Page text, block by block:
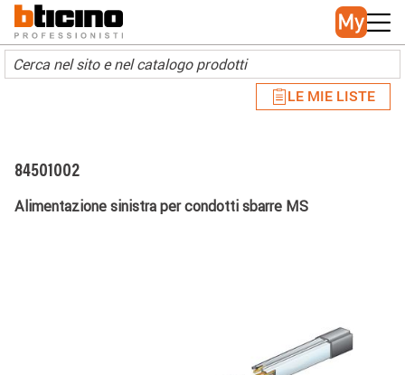
Skip to main content
Main navigation
LE MIE LISTE
84501002
Alimentazione sinistra per condotti sbarre MS